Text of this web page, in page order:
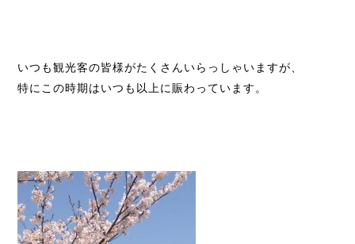
いつも観光客の皆様がたくさんいらっしゃいますが、
特にこの時期はいつも以上に賑わっています。